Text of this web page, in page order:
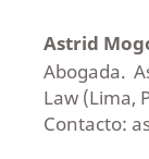
Astrid
Abogada.
Law (Lima,
Contacto: